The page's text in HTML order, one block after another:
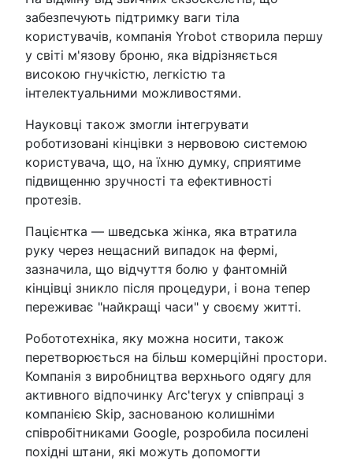
забезпечують підтримку ваги тіла
користувачів, компанія Yrobot створила першу
у світі м'язову броню, яка відрізняється
високою гнучкістю, легкістю та
інтелектуальними можливостями.
Науковці також змогли інтегрувати
роботизовані кінцівки з нервовою системою
користувача, що, на їхню думку, сприятиме
підвищенню зручності та ефективності
протезів.
Пацієнтка — шведська жінка, яка втратила
руку через нещасний випадок на фермі,
зазначила, що відчуття болю у фантомній
кінцівці зникло після процедури, і вона тепер
переживає "найкращі часи" у своєму житті.
Робототехніка, яку можна носити, також
перетворюється на більш комерційні простори.
Компанія з виробництва верхнього одягу для
активного відпочинку Arc'teryx у співпраці з
компанією Skip, заснованою колишніми
співробітниками Google, розробила посилені
похідні штани, які можуть допомогти